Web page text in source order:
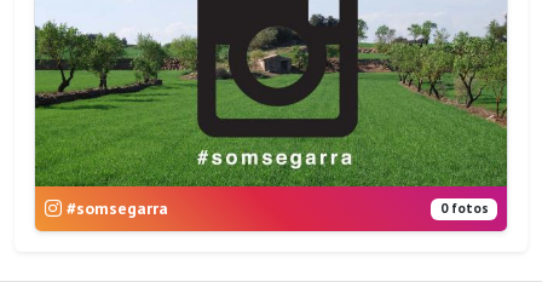
#somsegarra 0 fotos